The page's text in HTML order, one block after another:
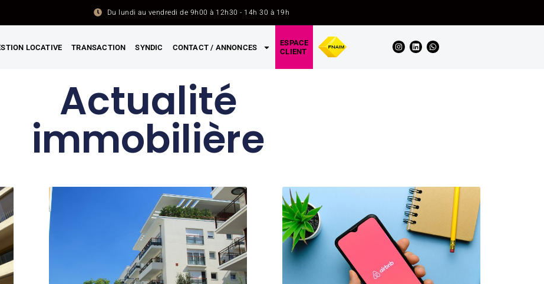
Du lundi au vendredi de 9h00 à 12h30 - 14h 30 à 19h
LOCATIVE TRANSACTION SYNDIC CONTACT / ANNONCES
ESPACE
CLIENT
Actualité
immobilière